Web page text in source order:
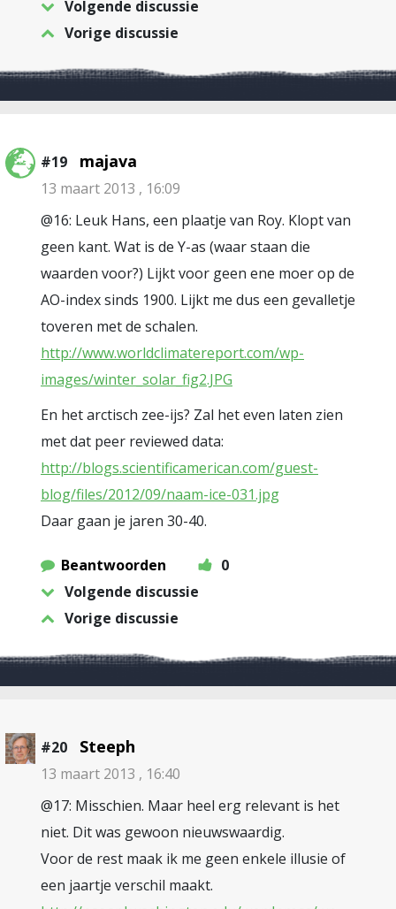
Volgende discussie
Vorige discussie
#19 majava
13 maart 2013 , 16:09
@16: Leuk Hans, een plaatje van Roy. Klopt van
geen kant. Wat is de Y-as (waar staan die
waarden voor?) Lijkt voor geen ene moer op de
AO-index sinds 1900. Lijkt me dus een gevalletje
toveren met de schalen.
http://www.worldclimatereport.com/wp-
images/winter_solar_fig2.JPG
En het arctisch zee-ijs? Zal het even laten zien
met dat peer reviewed data:
http://blogs.scientificamerican.com/guest-
blog/files/2012/09/naam-ice-031.jpg
Daar gaan je jaren 30-40.
Beantwoorden
0
Volgende discussie
Vorige discussie
#20 Steeph
13 maart 2013 , 16:40
@17: Misschien. Maar heel erg relevant is het
niet. Dit was gewoon nieuwswaardig.
Voor de rest maak ik me geen enkele illusie of
een jaartje verschil maakt.